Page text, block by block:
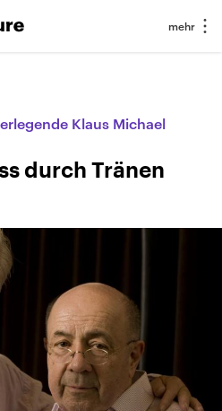
Klaus Michael
durch Tränen